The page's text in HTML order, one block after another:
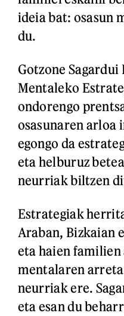
ideia bat: osasun
du.
Gotzone
Mentaleko
ondorengo
osasunaren arloa
egongo da
eta helburuz
neurriak biltzen
Estrategiak
Araban, Bizkaian
eta haien
mentalaren
neurriak ere.
eta esan du